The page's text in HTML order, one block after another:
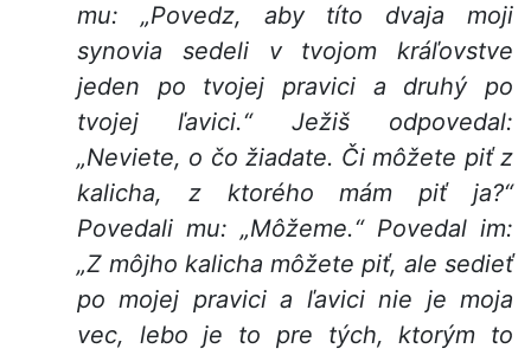
mu: „Povedz, aby títo dvaja moji
synovia sedeli v tvojom kráľovstve
jeden po tvojej pravici a druhý po
tvojej ľavici.“ Ježiš odpovedal:
„Neviete, o čo žiadate. Či môžete piť z
kalicha, z ktorého mám piť ja?“
Povedali mu: „Môžeme.“ Povedal im:
„Z môjho kalicha môžete piť, ale sedieť
po mojej pravici a ľavici nie je moja
vec, lebo je to pre tých, ktorým to